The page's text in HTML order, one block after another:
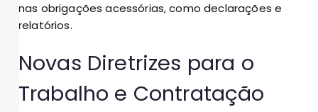
nas obrigações acessórias, como declarações e
relatórios.
Novas Diretrizes para o
Trabalho e Contratação